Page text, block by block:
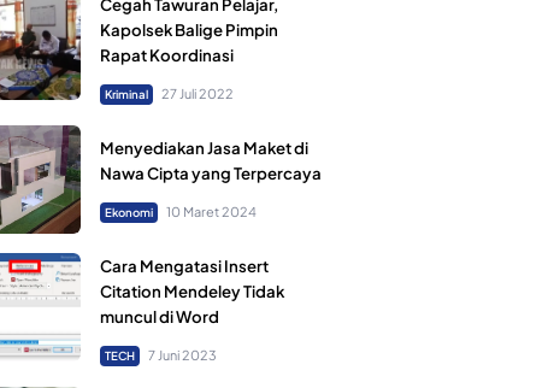
Cegah Tawuran Pelajar,
Kapolsek Balige Pimpin
Rapat Koordinasi
Kriminal 27 Juli 2022
Menyediakan Jasa Maket di
Nawa Cipta yang Terpercaya
Ekonomi 10 Maret 2024
Cara Mengatasi Insert
Citation Mendeley Tidak
muncul di Word
TECH 7 Juni 2023